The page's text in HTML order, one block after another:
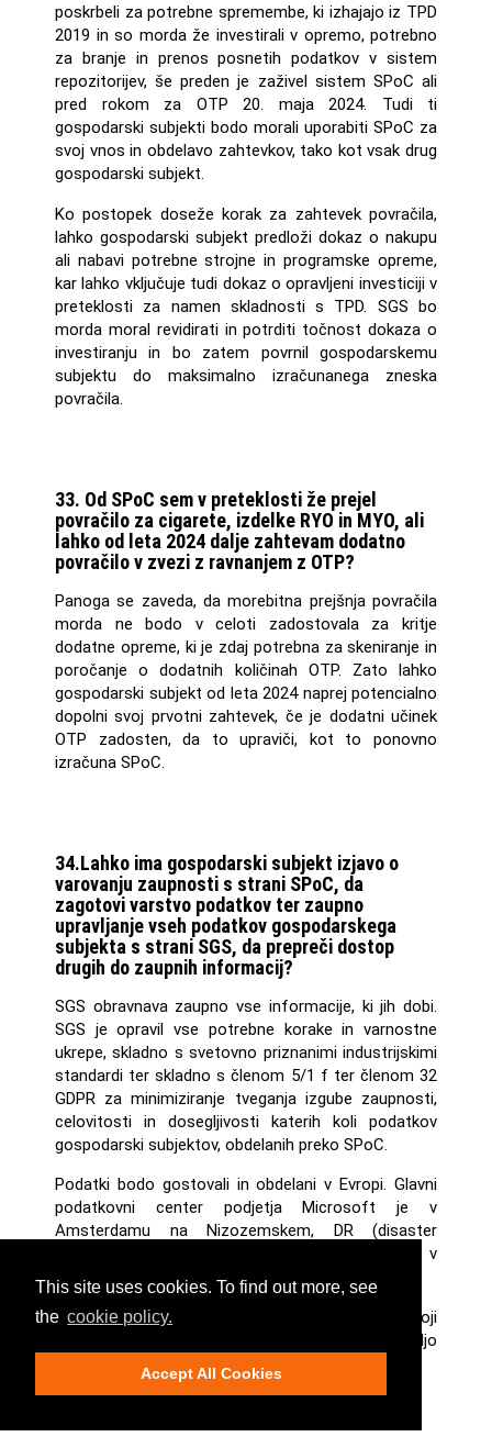
This site uses cookies. To find out more, see
the cookie policy.
Accept All Cookies
poskrbeli za potrebne spremembe, ki izhajajo iz TPD
2019 in so morda že investirali v opremo, potrebno
za branje in prenos posnetih podatkov v sistem
repozitorijev, še preden je zaživel sistem SPoC ali
pred rokom za OTP 20. maja 2024. Tudi ti
gospodarski subjekti bodo morali uporabiti SPoC za
svoj vnos in obdelavo zahtevkov, tako kot vsak drug
gospodarski subjekt.
Ko postopek doseže korak za zahtevek povračila,
lahko gospodarski subjekt predloži dokaz o nakupu
ali nabavi potrebne strojne in programske opreme,
kar lahko vključuje tudi dokaz o opravljeni investiciji v
preteklosti za namen skladnosti s TPD. SGS bo
morda moral revidirati in potrditi točnost dokaza o
investiranju in bo zatem povrnil gospodarskemu
subjektu do maksimalno izračunanega zneska
povračila.
33. Od SPoC sem v preteklosti že prejel
povračilo za cigarete, izdelke RYO in MYO, ali
lahko od leta 2024 dalje zahtevam dodatno
povračilo v zvezi z ravnanjem z OTP?
Panoga se zaveda, da morebitna prejšnja povračila
morda ne bodo v celoti zadostovala za kritje
dodatne opreme, ki je zdaj potrebna za skeniranje in
poročanje o dodatnih količinah OTP. Zato lahko
gospodarski subjekt od leta 2024 naprej potencialno
dopolni svoj prvotni zahtevek, če je dodatni učinek
OTP zadosten, da to upraviči, kot to ponovno
izračuna SPoC.
34.Lahko ima gospodarski subjekt izjavo o
varovanju zaupnosti s strani SPoC, da
zagotovi varstvo podatkov ter zaupno
upravljanje vseh podatkov gospodarskega
subjekta s strani SGS, da prepreči dostop
drugih do zaupnih informacij?
SGS obravnava zaupno vse informacije, ki jih dobi.
SGS je opravil vse potrebne korake in varnostne
ukrepe, skladno s svetovno priznanimi industrijskimi
standardi ter skladno s členom 5/1 f ter členom 32
GDPR za minimiziranje tveganja izgube zaupnosti,
celovitosti in dosegljivosti katerih koli podatkov
gospodarski subjektov, obdelanih preko SPoC.
Podatki bodo gostovali in obdelani v Evropi. Glavni
podatkovni center podjetja Microsoft je v
Amsterdamu na Nizozemskem, DR (disaster
recovery - vzpostavitev po kriznih dogodkih) v
Dublinu na Irskem.
Prosimo, glejte klavzulo 1 (d) dela 1: Splošni pogoji
storitev SGS v Pogoji storitev SGS OnTrack, na voljo